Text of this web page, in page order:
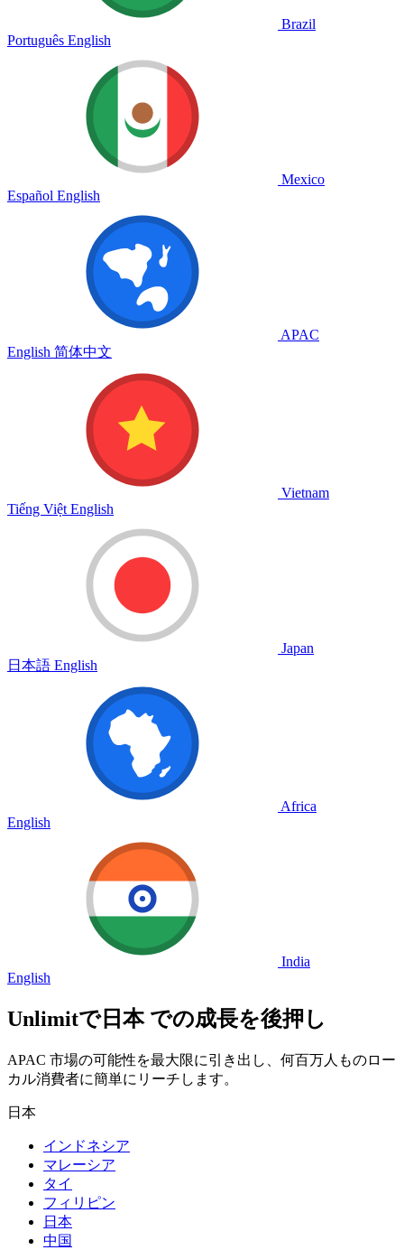
Brazil
Português English
Mexico
Español English
APAC
English 简体中文
Vietnam
Tiếng Việt English
Japan
日本語 English
Africa
English
India
English
Unlimitで日本での成長を後押し
APAC 市場の可能性を最大限に引き出し、何百万人ものロー
カル消費者に簡単にリーチします。
日本
インドネシア
マレーシア
タイ
フィリピン
日本
中国